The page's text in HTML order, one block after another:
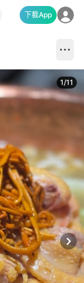
下載App
1/11